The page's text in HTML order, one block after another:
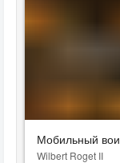
Мобильный
Wilbert Roget II